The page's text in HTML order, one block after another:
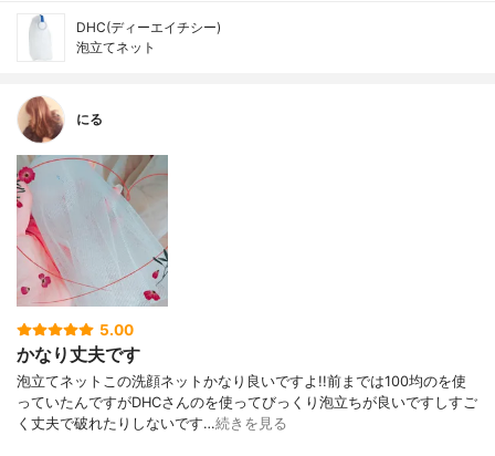
DHC(ディーエイチシー)
泡立てネット
にる
5.00
かなり丈夫です
泡立てネットこの洗顔ネットかなり良いですよ!!前までは100均のを使
っていたんですがDHCさんのを使ってびっくり泡立ちが良いですしすご
く丈夫で破れたりしないです…続きを見る